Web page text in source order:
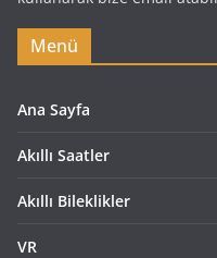
Menü
Ana Sayfa
Akıllı Saatler
Akıllı Bileklikler
VR